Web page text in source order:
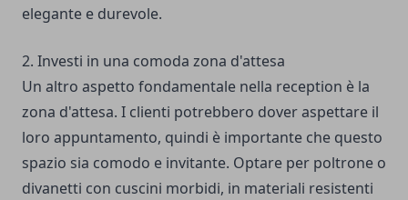
elegante e durevole.
2. Investi in una comoda zona d'attesa
Un altro aspetto fondamentale nella reception è la
zona d'attesa. I clienti potrebbero dover aspettare il
loro appuntamento, quindi è importante che questo
spazio sia comodo e invitante. Optare per poltrone o
divanetti con cuscini morbidi, in materiali resistenti